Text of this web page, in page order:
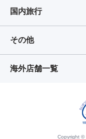
国内旅行
その他
海外店舗一覧
Copyright ©